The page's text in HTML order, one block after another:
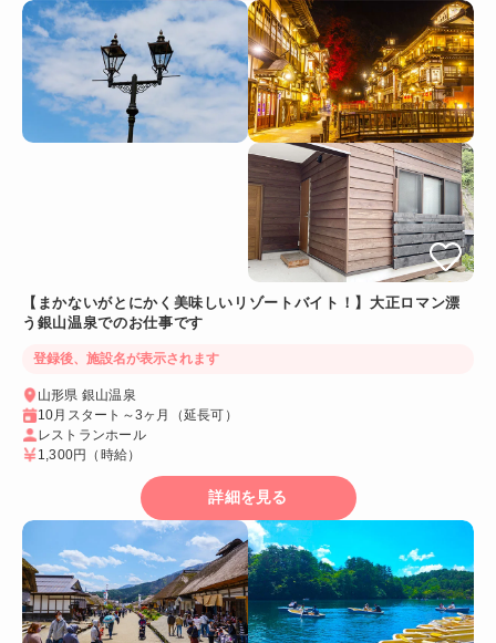
【まかないがとにかく美味しいリゾートバイト！】大正ロマン漂
う銀山温泉でのお仕事です
登録後、施設名が表示されます
山形県 銀山温泉
10月スタート～3ヶ月（延長可）
レストランホール
1,300円 （時給）
詳細を見る